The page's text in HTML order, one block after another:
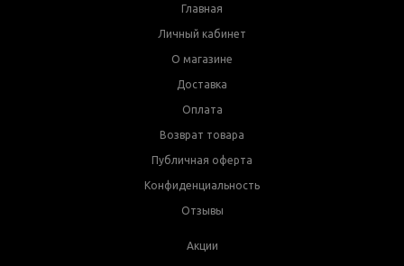
Главная
Личный кабинет
О магазине
Доставка
Оплата
Возврат товара
Публичная оферта
Конфиденциальность
Отзывы
Акции